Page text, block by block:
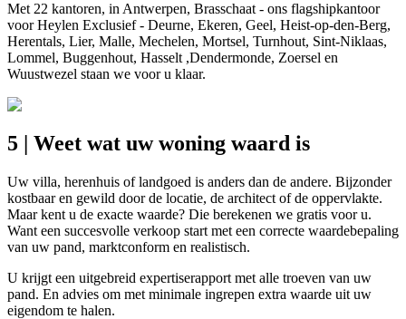
Met 22 kantoren, in Antwerpen, Brasschaat - ons flagshipkantoor
voor Heylen Exclusief - Deurne, Ekeren, Geel, Heist-op-den-Berg,
Herentals, Lier, Malle, Mechelen, Mortsel, Turnhout, Sint-Niklaas,
Lommel, Buggenhout, Hasselt ,Dendermonde, Zoersel en
Wuustwezel staan we voor u klaar.
5 | Weet wat uw woning waard is
Uw villa, herenhuis of landgoed is anders dan de andere. Bijzonder
kostbaar en gewild door de locatie, de architect of de oppervlakte.
Maar kent u de exacte waarde? Die berekenen we gratis voor u.
Want een succesvolle verkoop start met een correcte waardebepaling
van uw pand, marktconform en realistisch.
U krijgt een uitgebreid expertiserapport met alle troeven van uw
pand. En advies om met minimale ingrepen extra waarde uit uw
eigendom te halen.